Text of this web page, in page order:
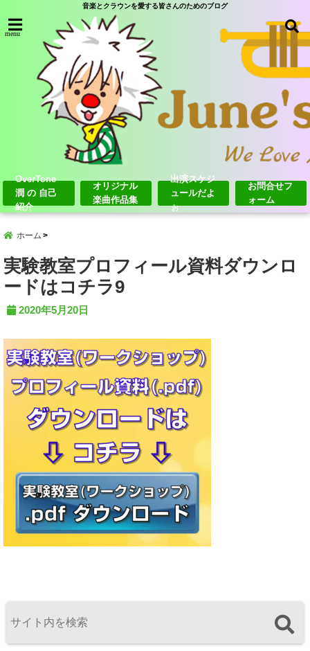
音楽とクラウンを愛する皆さんのためのブログ
menu
OverTone
潤 の 自己
紹介
オリジナル
楽曲作品集
出演スケジ
ュールだよ
ぉ
お問合せフ
ォーム
ホーム
実験教室プロフィール資料ダウンロ
ードはコチラ9
2020年5月20日